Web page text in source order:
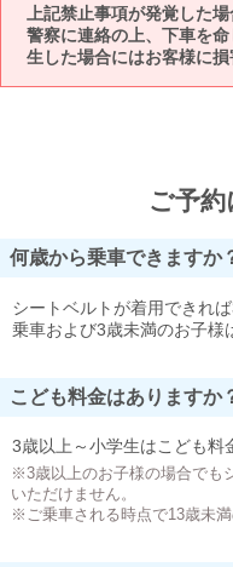
上記禁止事項が発覚した
警察に連絡の上、下車を
生した場合にはお客様に損
ご予
何歳から乗車できますか
シートベルトが着用できれ
乗車および3歳未満のお子様
こども料金はありますか
3歳以上～小学生はこども料
※3歳以上のお子様の場合でも
いただけません。
※ご乗車される時点で13歳未